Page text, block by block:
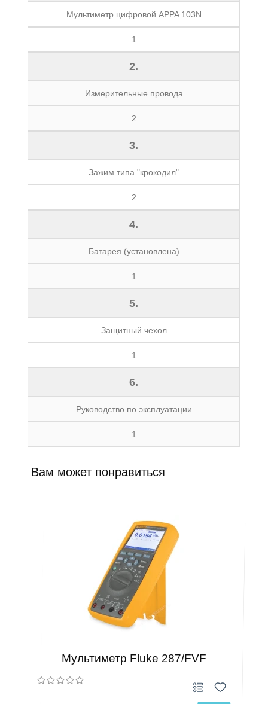
Мультиметр цифровой APPA 103N
1
2.
Измерительные провода
2
3.
Зажим типа "крокодил"
2
4.
Батарея (установлена)
1
5.
Защитный чехол
1
6.
Руководство по эксплуатации
1
Вам может понравиться
Мультиметр Fluke 287/FVF